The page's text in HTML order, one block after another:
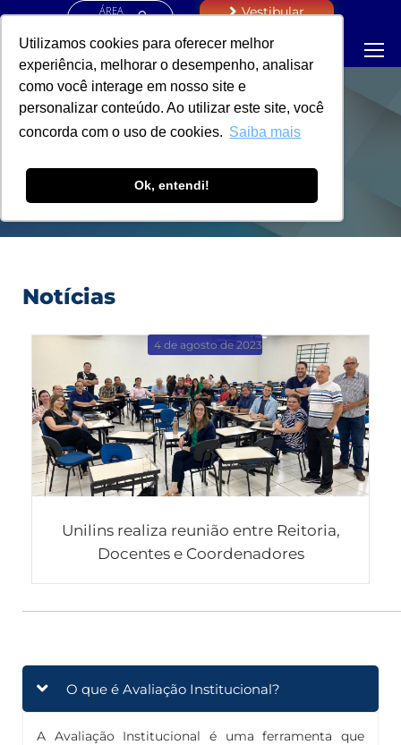
Utilizamos cookies para oferecer melhor
experiência, melhorar o desempenho, analisar
como você interage em nosso site e
personalizar conteúdo. Ao utilizar este site, você
concorda com o uso de cookies. Saiba mais
Ok, entendi!
ÁREA
Vestibular
AVALIAÇÃO
INSTITUCIONAL
Notícias
4 de agosto de 2023
Unilins realiza reunião entre Reitoria,
Docentes e Coordenadores
O que é Avaliação Institucional?
A Avaliação Institucional é uma ferramenta que